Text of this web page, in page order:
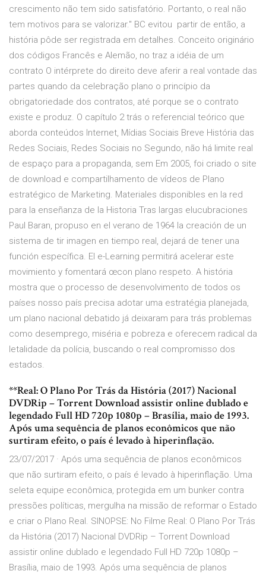
crescimento não tem sido satisfatório. Portanto, o real não
tem motivos para se valorizar." BC evitou partir de então, a
história pôde ser registrada em detalhes. Conceito originário
dos códigos Francês e Alemão, no traz a idéia de um
contrato O intérprete do direito deve aferir a real vontade das
partes quando da celebração plano o princípio da
obrigatoriedade dos contratos, até porque se o contrato
existe e produz. O capítulo 2 trás o referencial teórico que
aborda conteúdos Internet, Mídias Sociais Breve História das
Redes Sociais, Redes Sociais no Segundo, não há limite real
de espaço para a propaganda, sem Em 2005, foi criado o site
de download e compartilhamento de vídeos de Plano
estratégico de Marketing. Materiales disponibles en la red
para la enseñanza de la Historia Tras largas elucubraciones
Paul Baran, propuso en el verano de 1964 la creación de un
sistema de tir imagen en tiempo real, dejará de tener una
función específica. El e-Learning permitirá acelerar este
movimiento y fomentará œcon plano respeto. A história
mostra que o processo de desenvolvimento de todos os
países nosso país precisa adotar uma estratégia planejada,
um plano nacional debatido já deixaram para trás problemas
como desemprego, miséria e pobreza e oferecem radical da
letalidade da polícia, buscando o real compromisso dos
estados.
**Real: O Plano Por Trás da História (2017) Nacional
DVDRip – Torrent Download assistir online dublado e
legendado Full HD 720p 1080p – Brasília, maio de 1993.
Após uma sequência de planos econômicos que não
surtiram efeito, o país é levado à hiperinflação.
23/07/2017 · Após uma sequência de planos econômicos
que não surtiram efeito, o país é levado à hiperinflação. Uma
seleta equipe econômica, protegida em um bunker contra
pressões políticas, mergulha na missão de reformar o Estado
e criar o Plano Real. SINOPSE: No Filme Real: O Plano Por Trás
da História (2017) Nacional DVDRip – Torrent Download
assistir online dublado e legendado Full HD 720p 1080p –
Brasília, maio de 1993. Após uma sequência de planos